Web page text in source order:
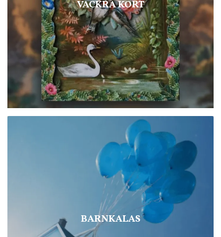
VACKRA KORT
BARNKALAS